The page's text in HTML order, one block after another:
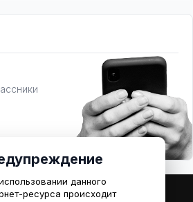
данного
ресурса происходит